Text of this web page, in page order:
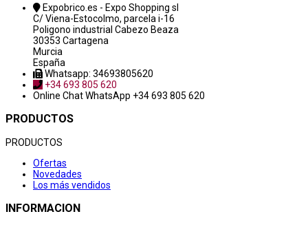
Expobrico.es - Expo Shopping sl
C/ Viena-Estocolmo, parcela i-16
Poligono industrial Cabezo Beaza
30353 Cartagena
Murcia
España
Whatsapp: 34693805620
+34 693 805 620
Online ChatWhatsApp +34 693 805 620
PRODUCTOS
PRODUCTOS
Ofertas
Novedades
Los más vendidos
INFORMACION